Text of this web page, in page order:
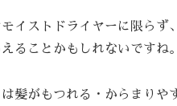
モイストドライヤーに限らず
ることかもしれないですね。
髪がもつれる・からまりや